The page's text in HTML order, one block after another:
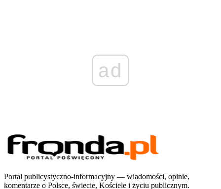
ad
Portal publicystyczno-informacyjny — wiadomości, opinie,
komentarze o Polsce, świecie, Kościele i życiu publicznym.